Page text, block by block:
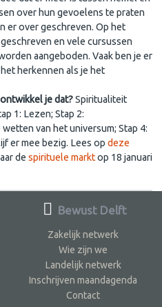
over hun gevoelens te praten
er over geschreven. Op het
en vele cursussen
aangeboden. Vaak ben je er
herkennen als je het
je dat?Spiritualiteit
1: Lezen; Stap 2:
van het universum; Stap 4:
er mee bezig. Lees op deze
de spirituele marktop 18 januari
Bewust Delft
Zakelijk netwerk
Wie zijn we
Landelijk netwerk
Inschrijven maandagenda
Contact